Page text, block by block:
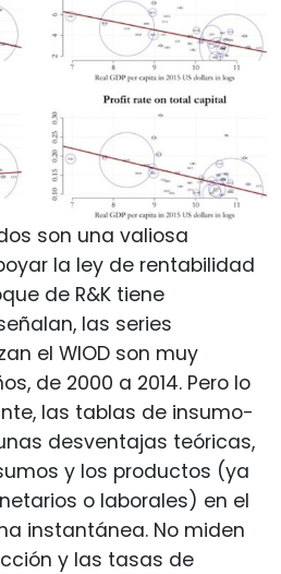
son una valiosa
la ley de rentabilidad
de R&K tiene
las series
el WIOD son muy
de 2000 a 2014. Pero lo
las tablas de insumo-
desventajas teóricas,
y los productos (ya
o laborales) en el
instantánea. No miden
y las tasas de